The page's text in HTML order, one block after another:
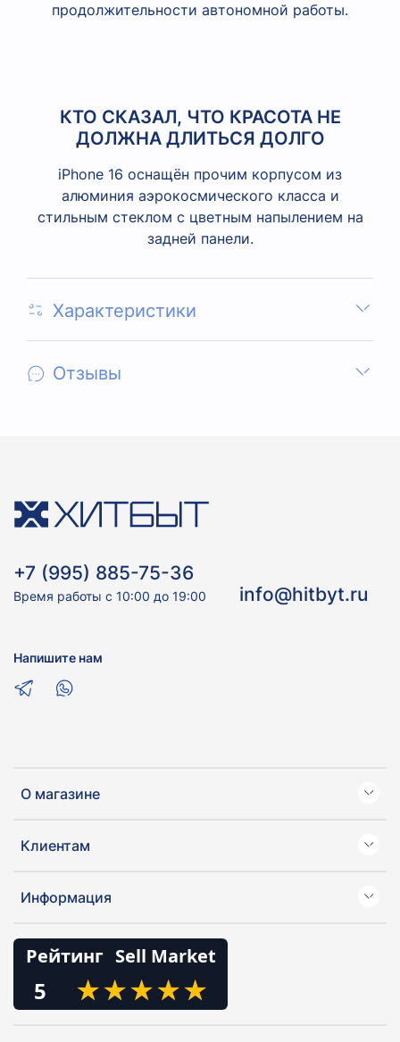
продолжительности автономной работы.
КТО СКАЗАЛ, ЧТО КРАСОТА НЕ
ДОЛЖНА ДЛИТЬСЯ ДОЛГО
iPhone 16 оснащён прочим корпусом из
алюминия аэрокосмического класса и
стильным стеклом с цветным напылением на
задней панели.
Характеристики
Отзывы
О магазине
Клиентам
Информация
Рейтинг Sell Market
5 ★
★★
★★
★★
★★
★
+7 (995) 885-75-36
Время работы с 10:00 до 19:00 info@hitbyt.ru
Напишите нам